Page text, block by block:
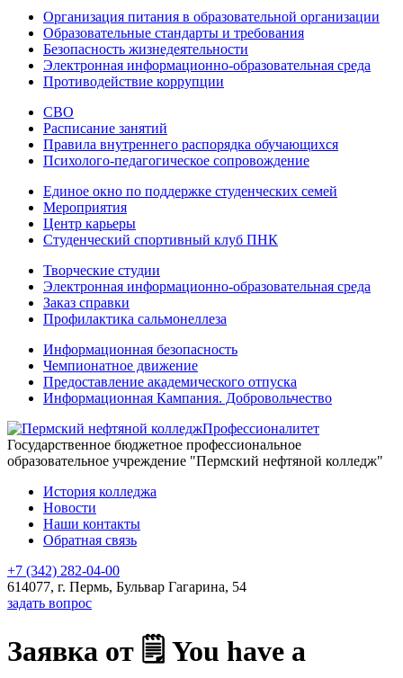
Организация питания в образовательной организации
Образовательные стандарты и требования
Безопасность жизнедеятельности
Электронная информационно-образовательная среда
Противодействие коррупции
СВО
Расписание занятий
Правила внутреннего распорядка обучающихся
Психолого-педагогическое сопровождение
Единое окно по поддержке студенческих семей
Мероприятия
Центр карьеры
Студенческий спортивный клуб ПНК
Творческие студии
Электронная информационно-образовательная среда
Заказ справки
Профилактика сальмонеллеза
Информационная безопасность
Чемпионатное движение
Предоставление академического отпуска
Информационная Кампания. Добровольчество
Профессионалитет
Государственное бюджетное профессиональное
образовательное учреждение "Пермский нефтяной колледж"
История колледжа
Новости
Наши контакты
Обратная связь
+7 (342) 282-04-00
614077, г. Пермь, Бульвар Гагарина, 54
задать вопрос
Заявка от 🗒 You have a